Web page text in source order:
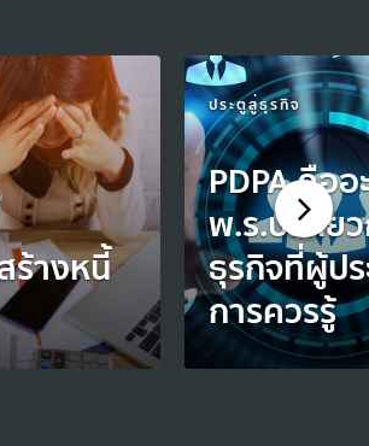
ร้างหนี้
ประตูสู่ธุรกิจ
PDPA คืออ
พ.ร.บ.เกี่ย
ธุรกิจที่ผู้ป
การควรรู้